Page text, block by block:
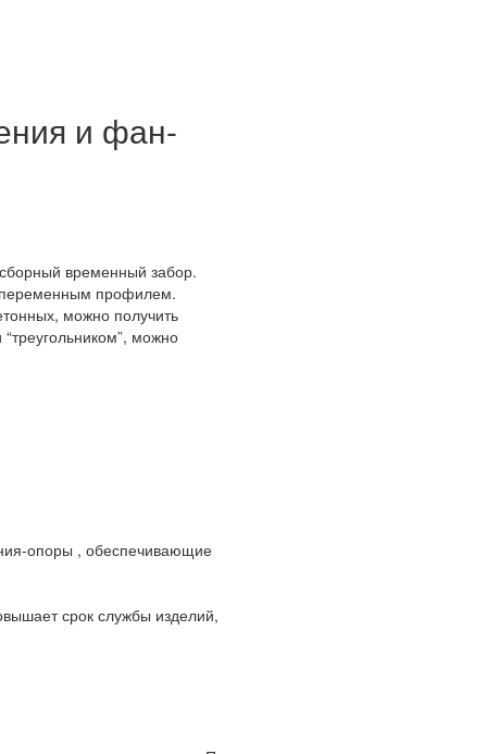
и фан-
временный забор.
переменным профилем.
можно получить
можно
опоры , обеспечивающие
срок службы изделий,